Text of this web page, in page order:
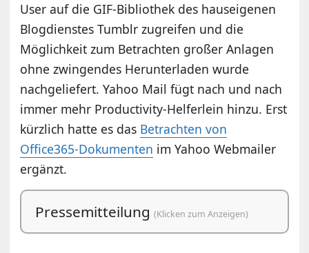
User auf die GIF-Bibliothek des hauseigenen
Blogdienstes Tumblr zugreifen und die
Möglichkeit zum Betrachten großer Anlagen
ohne zwingendes Herunterladen wurde
nachgeliefert. Yahoo Mail fügt nach und nach
immer mehr Productivity-Helferlein hinzu. Erst
kürzlich hatte es das Betrachten von
Office365-Dokumenten im Yahoo Webmailer
ergänzt.
Pressemitteilung(Klicken zum Anzeigen)